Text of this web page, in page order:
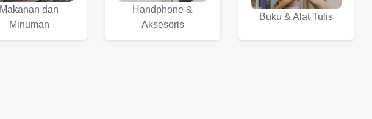
Makanan dan
Minuman
Handphone &
Aksesoris
Buku & Alat Tulis